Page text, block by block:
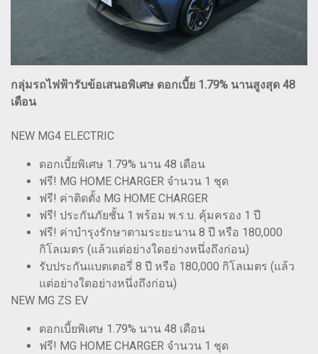
กลุ่มรถไฟฟ้ารับข้อเสนอพิเศษ ดอกเบี้ย 1.79% นานสูงสุด 48
เดือน
NEW MG4 ELECTRIC
ดอกเบี้ยพิเศษ 1.79% นาน 48 เดือน
ฟรี! MG HOME CHARGER จำนวน 1 ชุด
ฟรี! ค่าติดตั้ง MG HOME CHARGER
ฟรี! ประกันภัยชั้น 1 พร้อม พ.ร.บ. คุ้มครอง 1 ปี
ฟรี! ค่าบำรุงรักษาตามระยะนาน 8 ปี หรือ 180,000
กิโลเมตร (แล้วแต่อย่างใดอย่างหนึ่งถึงก่อน)
รับประกันแบตเตอรี่ 8 ปี หรือ 180,000 กิโลเมตร (แล้ว
แต่อย่างใดอย่างหนึ่งถึงก่อน)
NEW MG ZS EV
ดอกเบี้ยพิเศษ 1.79% นาน 48 เดือน
ฟรี! MG HOME CHARGER จำนวน 1 ชุด